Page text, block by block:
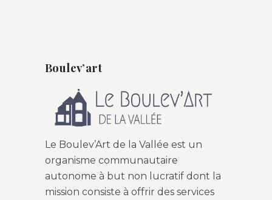
Boulev’art
Le Boulev’Art de la Vallée est un
organisme communautaire
autonome à but non lucratif dont la
mission consiste à offrir des services